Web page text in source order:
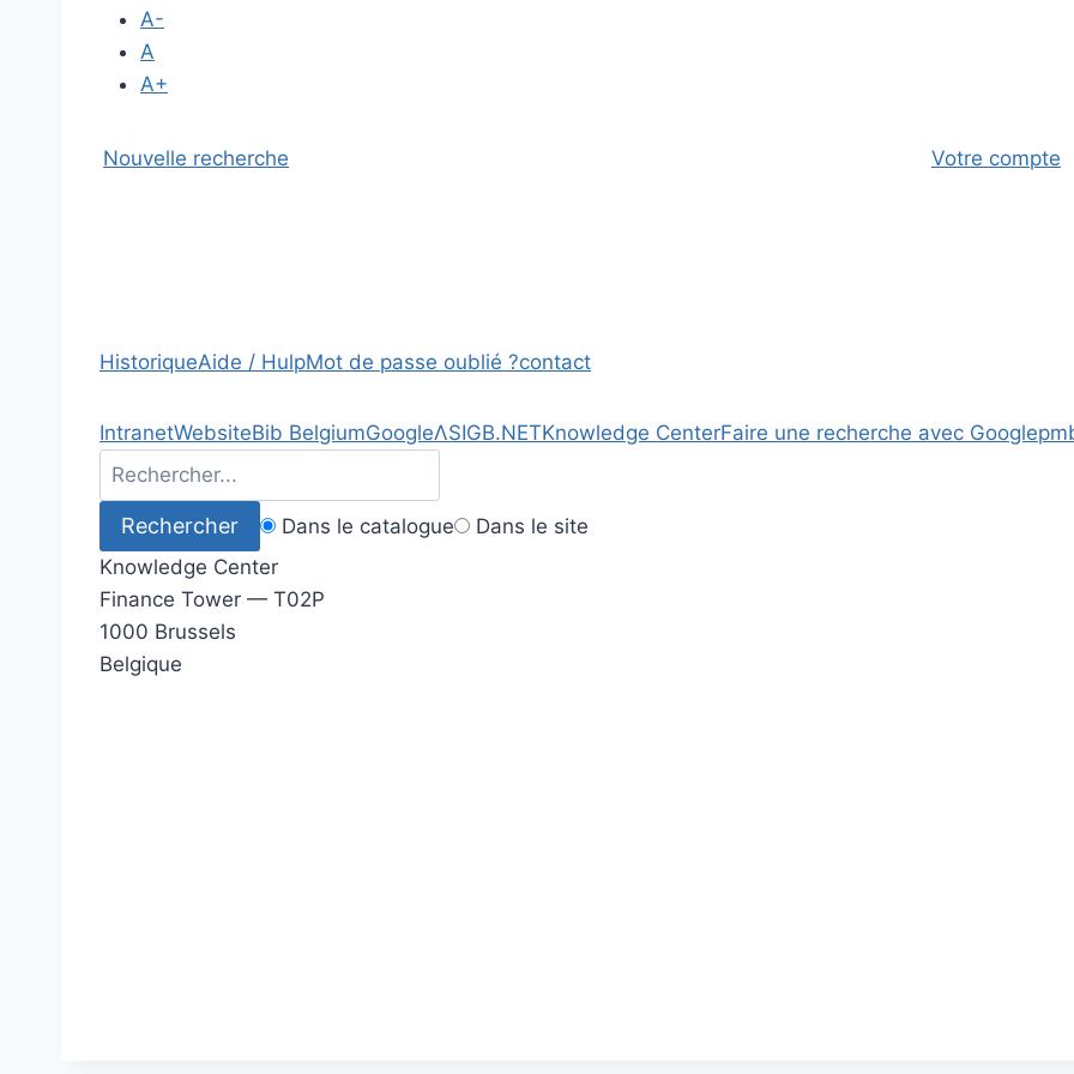
A-
A
A+
Nouvelle recherche Votre compte
HistoriqueAide / HulpMot de passe oublié ?contact
IntranetWebsiteBib BelgiumGoogleΛSIGB.NETKnowledge CenterFaire une recherche avec Google
Dans le catalogue
Dans le site
Knowledge Center
Finance Tower — T02P
1000 Brussels
Belgique